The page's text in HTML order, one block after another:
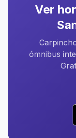
Ver
ómnibus